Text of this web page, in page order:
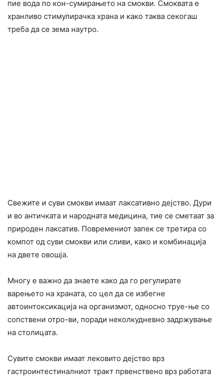
пие вода по кон-сумирањето на смокви. Смоквата е
хранливо стимулирачка храна и како таква секогаш
треба да се зема наутро.
Свежите и суви смокви имаат лаксативно дејство. Дури
и во античката и народната медицина, тие се сметаат за
природен лаксатив. Повремениот запек се третира со
компот од суви смокви или сливи, како и комбинација
на двете овошја.
Многу е важно да знаете како да го регулирате
варењето на храната, со цел да се избегне
автоинтоксикација на организмот, односно труе-ње со
сопствени отро-ви, поради неколкудневно задржување
на столицата.
Сувите смокви имаат лековито дејство врз
гастроинтестиналниот тракт првенствено врз работата